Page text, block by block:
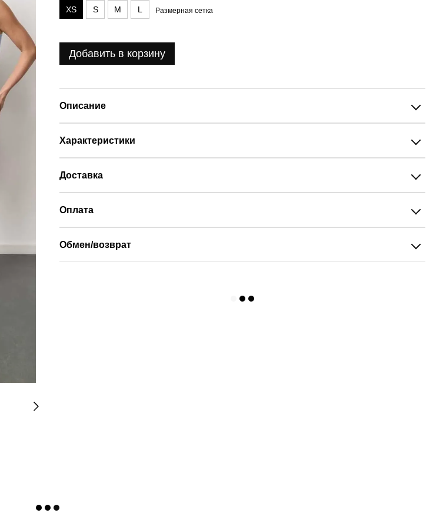
XS S M L Размерная сетка
Добавить в корзину
Описание
Характеристики
Доставка
Оплата
Обмен/возврат